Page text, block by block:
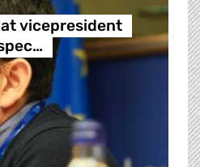
vicepresident